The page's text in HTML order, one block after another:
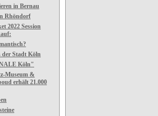
in Bernau
Rhöndorf
2022 Session
der Stadt Köln
Köln"
Museum &
erhält 21.000